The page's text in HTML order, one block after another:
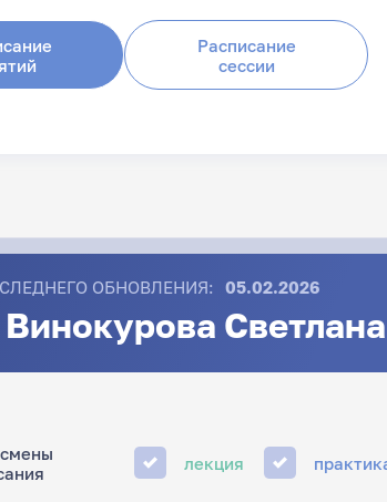
Расписание
сессии
ОБНОВЛЕНИЯ: 05.02.2026
лекция